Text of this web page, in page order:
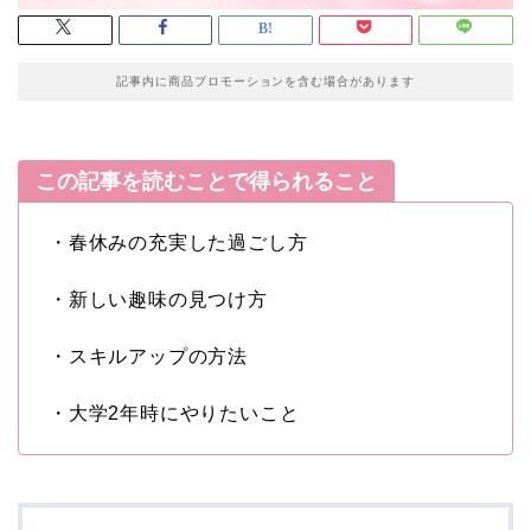
記事内に商品プロモーションを含む場合があります
この記事を読むことで得られること
・春休みの充実した過ごし方
・新しい趣味の見つけ方
・スキルアップの方法
・大学2年時にやりたいこと